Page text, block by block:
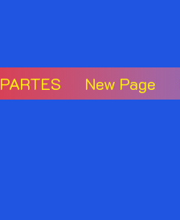
PARTES New Page